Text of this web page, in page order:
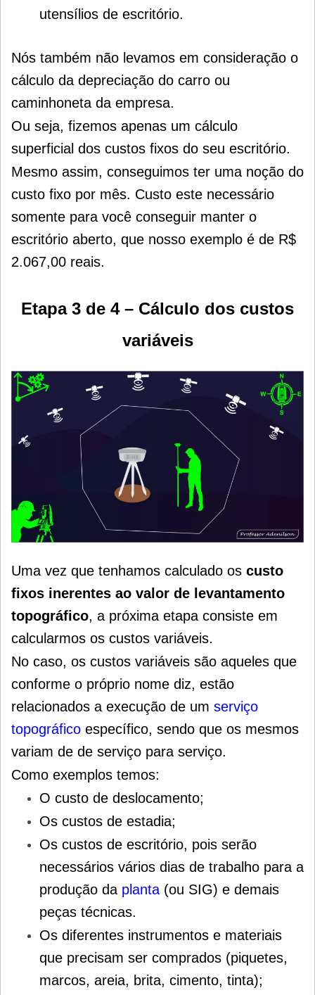
utensílios de escritório.
Nós também não levamos em consideração o
cálculo da depreciação do carro ou
caminhoneta da empresa.
Ou seja, fizemos apenas um cálculo
superficial dos custos fixos do seu escritório.
Mesmo assim, conseguimos ter uma noção do
custo fixo por mês. Custo este necessário
somente para você conseguir manter o
escritório aberto, que nosso exemplo é de R$
2.067,00 reais.
Etapa 3 de 4 – Cálculo dos custos
variáveis
Uma vez que tenhamos calculado os custo
fixos inerentes ao valor de levantamento
topográfico, a próxima etapa consiste em
calcularmos os custos variáveis.
No caso, os custos variáveis são aqueles que
conforme o próprio nome diz, estão
relacionados a execução de um serviço
topográfico específico, sendo que os mesmos
variam de de serviço para serviço.
Como exemplos temos:
O custo de deslocamento;
Os custos de estadia;
Os custos de escritório, pois serão
necessários vários dias de trabalho para a
produção da planta (ou SIG) e demais
peças técnicas.
Os diferentes instrumentos e materiais
que precisam ser comprados (piquetes,
marcos, areia, brita, cimento, tinta);